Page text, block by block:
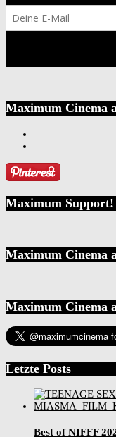
Maximum Cinema
Maximum Support!
Maximum Cinema
Maximum Cinema
Letzte Posts
Best of NIFFF